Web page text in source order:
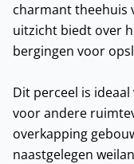
charmant theehuis
uitzicht biedt over
bergingen voor
Dit perceel is
voor andere
overkapping
naastgelegen